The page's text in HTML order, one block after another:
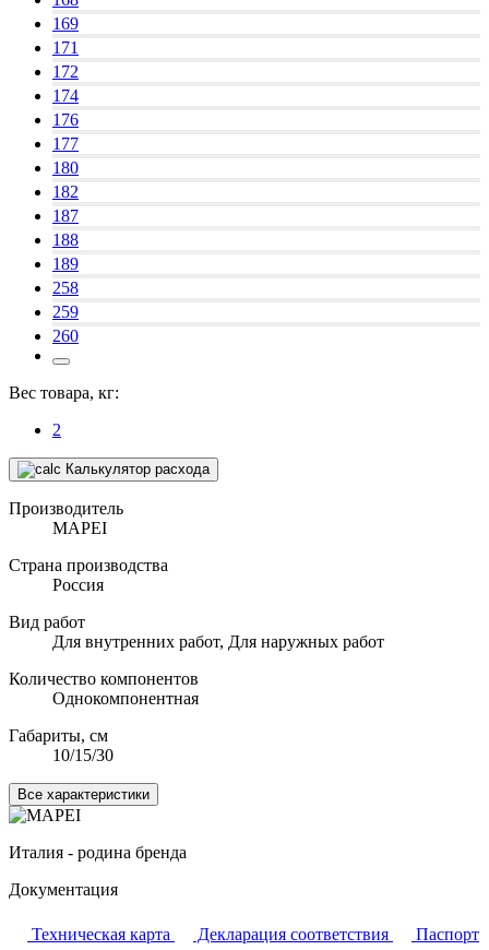
169
171
172
174
176
177
180
182
187
188
189
258
259
260
Вес товара, кг:
2
Калькулятор расхода
Производитель
MAPEI
Страна производства
Россия
Вид работ
Для внутренних работ, Для наружных работ
Количество компонентов
Однокомпонентная
Габариты, см
10/15/30
Все характеристики
Италия - родина бренда
Документация
Техническая карта Декларация соответствия
Паспорт